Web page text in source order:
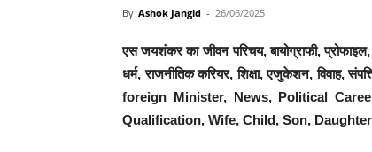
By Ashok Jangid - 26/06/2025
एस जयशंकर का जीवन परिचय, बायोग्राफी,
धर्म, राजनीतिक करियर, शिक्षा, एजुकेशन,
foreign Minister, News, Political
Qualification, Wife, Child, Son,